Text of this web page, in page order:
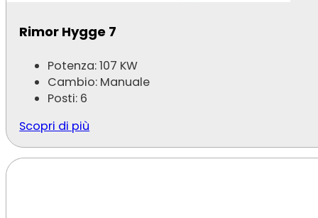
Rimor Hygge 7
Potenza: 107 KW
Cambio: Manuale
Posti: 6
Scopri di più